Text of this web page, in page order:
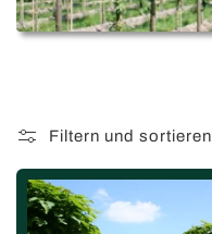
Filtern und sortieren